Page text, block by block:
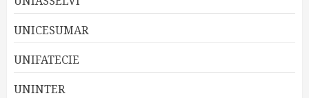
UNICESUMAR
UNIFATECIE
UNINTER